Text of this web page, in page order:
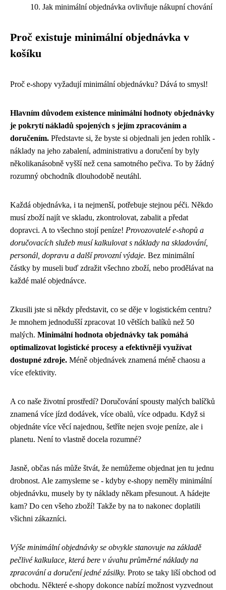
Jak minimální objednávka ovlivňuje nákupní chování
Proč existuje minimální objednávka v
košíku
Proč e-shopy vyžadují minimální objednávku? Dává to smysl!
Hlavním důvodem existence minimální hodnoty objednávky
je pokrytí nákladů spojených s jejím zpracováním a
doručením. Představte si, že byste si objednali jen jeden rohlík -
náklady na jeho zabalení, administrativu a doručení by byly
několikanásobně vyšší než cena samotného pečiva. To by žádný
rozumný obchodník dlouhodobě neutáhl.
Každá objednávka, i ta nejmenší, potřebuje stejnou péči. Někdo
musí zboží najít ve skladu, zkontrolovat, zabalit a předat
dopravci. A to všechno stojí peníze! Provozovatelé e-shopů a
doručovacích služeb musí kalkulovat s náklady na skladování,
personál, dopravu a další provozní výdaje. Bez minimální
částky by museli buď zdražit všechno zboží, nebo prodělávat na
každé malé objednávce.
Zkusili jste si někdy představit, co se děje v logistickém centru?
Je mnohem jednodušší zpracovat 10 větších balíků než 50
malých. Minimální hodnota objednávky tak pomáhá
optimalizovat logistické procesy a efektivněji využívat
dostupné zdroje. Méně objednávek znamená méně chaosu a
více efektivity.
A co naše životní prostředí? Doručování spousty malých balíčků
znamená více jízd dodávek, více obalů, více odpadu. Když si
objednáte více věcí najednou, šetříte nejen svoje peníze, ale i
planetu. Není to vlastně docela rozumné?
Jasně, občas nás může štvát, že nemůžeme objednat jen tu jednu
drobnost. Ale zamysleme se - kdyby e-shopy neměly minimální
objednávku, musely by ty náklady někam přesunout. A hádejte
kam? Do cen všeho zboží! Takže by na to nakonec doplatili
všichni zákazníci.
Výše minimální objednávky se obvykle stanovuje na základě
pečlivé kalkulace, která bere v úvahu průměrné náklady na
zpracování a doručení jedné zásilky. Proto se taky liší obchod od
obchodu. Některé e-shopy dokonce nabízí možnost vyzvednout